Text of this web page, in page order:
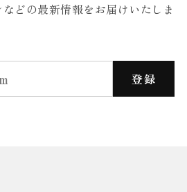
どの最新情報をお届けいたしま
登録